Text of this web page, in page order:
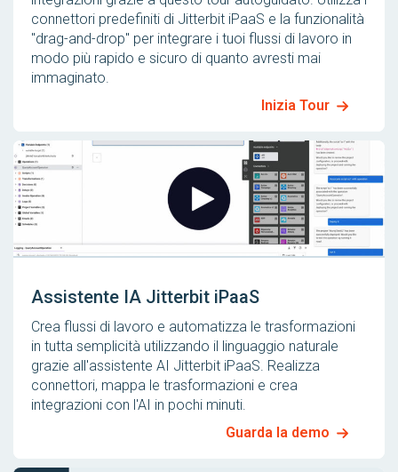
connettori predefiniti di Jitterbit iPaaS e la funzionalità
"drag-and-drop" per integrare i tuoi flussi di lavoro in
modo più rapido e sicuro di quanto avresti mai
immaginato.
Inizia Tour
Assistente IA Jitterbit iPaaS
Crea flussi di lavoro e automatizza le trasformazioni
in tutta semplicità utilizzando il linguaggio naturale
grazie all'assistente AI Jitterbit iPaaS. Realizza
connettori, mappa le trasformazioni e crea
integrazioni con l'AI in pochi minuti.
Guarda la demo